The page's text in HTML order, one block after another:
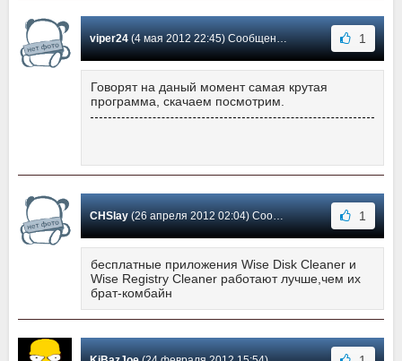
viper24(4 мая 2012 22:45) Сообщение #35 1
Говорят на даный момент самая крутая
программа, скачаем посмотрим.
CHSlay(26 апреля 2012 02:04) Сообщение #34 1
бесплатные приложения Wise Disk Cleaner и
Wise Registry Cleaner работают лучше,чем их
брат-комбайн